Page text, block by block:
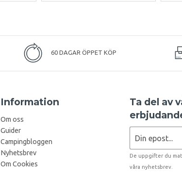
60 DAGAR ÖPPET KÖP
Information
Om oss
Guider
Campingbloggen
Nyhetsbrev
Om Cookies
Ta del av
De uppgifter du
våra nyhetsbrev.